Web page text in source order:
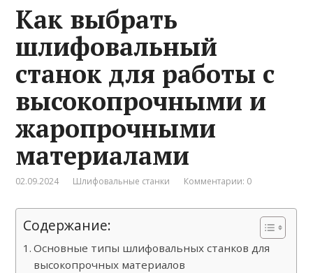
Как выбрать
шлифовальный
станок для работы с
высокопрочными и
жаропрочными
материалами
02.09.2024 Шлифовальные станки Комментарии: 0
Содержание:
Основные типы шлифовальных станков для
высокопрочных материалов